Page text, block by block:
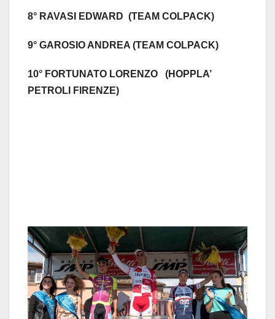
8° RAVASI EDWARD (TEAM COLPACK)
9° GAROSIO ANDREA (TEAM COLPACK)
10° FORTUNATO LORENZO (HOPPLA’
PETROLI FIRENZE)